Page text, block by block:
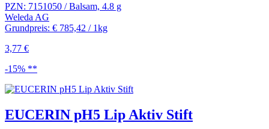
PZN: 7151050 / Balsam, 4.8 g
Weleda AG
Grundpreis: € 785,42 / 1kg
3,77 €
-15% **
EUCERIN pH5 Lip Aktiv Stift